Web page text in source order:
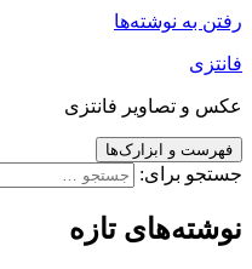
رفتن به نوشته‌ها
فانتزی
عکس و تصاویر فانتزی
فهرست و ابزارک‌ها
جستجو برای:
نوشته‌های تازه